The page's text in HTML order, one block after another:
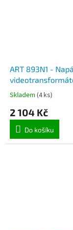
ART 893N1 -
Skladem (4 ks)
2 104 Kč
Do košíku